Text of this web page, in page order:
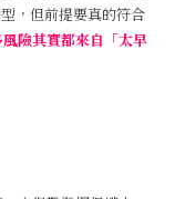
，但前提要真的符合
險其實都來自「太早